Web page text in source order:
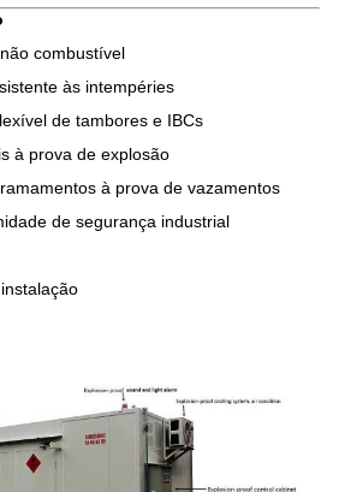
combustível
às intempéries
de tambores e IBCs
à prova de explosão
à prova de vazamentos
de segurança industrial